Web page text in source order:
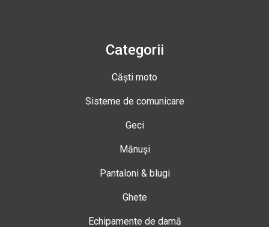
Categorii
Căști moto
Sisteme de comunicare
Geci
Mănuși
Pantaloni & blugi
Ghete
Echipamente de damă